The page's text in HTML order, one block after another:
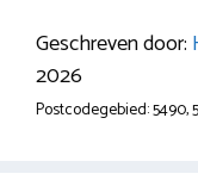
Geschreven door:
2026
Postcodegebied: 5490,